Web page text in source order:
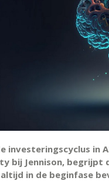
investeringscyclus in
bij Jennison, begrijpt
in de beginfase